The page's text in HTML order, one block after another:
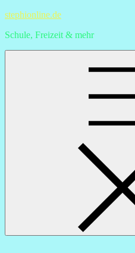
Skip
content
stephionline.de
Schule, Freizeit & mehr